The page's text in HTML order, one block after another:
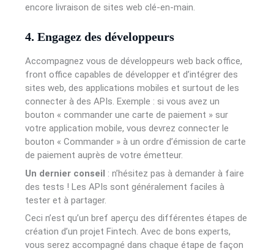
encore livraison de sites web clé-en-main.
4. Engagez des développeurs
Accompagnez vous de développeurs web back office,
front office capables de développer et d’intégrer des
sites web, des applications mobiles et surtout de les
connecter à des APIs. Exemple : si vous avez un
bouton « commander une carte de paiement » sur
votre application mobile, vous devrez connecter le
bouton « Commander » à un ordre d’émission de carte
de paiement auprès de votre émetteur.
Un dernier conseil : n’hésitez pas à demander à faire
des tests ! Les APIs sont généralement faciles à
tester et à partager.
Ceci n’est qu’un bref aperçu des différentes étapes de
création d’un projet Fintech. Avec de bons experts,
vous serez accompagné dans chaque étape de façon